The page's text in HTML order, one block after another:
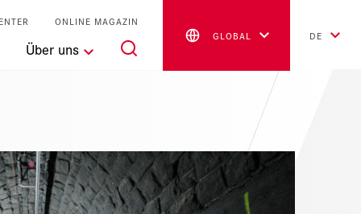
ONLINE MAGAZIN
Über uns
GLOBAL DE